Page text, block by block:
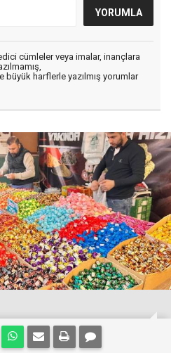
cümleler veya imalar, inançlara
büyük harflerle yazılmış yorumlar